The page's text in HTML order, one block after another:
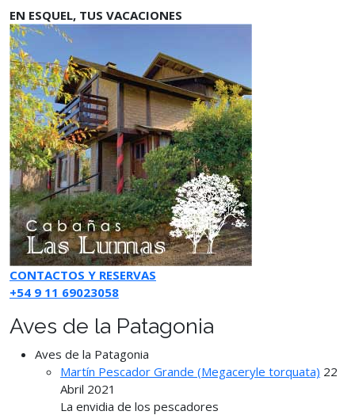
EN ESQUEL, TUS VACACIONES
CONTACTOS Y RESERVAS
+54 9 11 69023058
Aves de la Patagonia
Aves de la Patagonia
Martín Pescador Grande (Megaceryle torquata) 22
Abril 2021
La envidia de los pescadores